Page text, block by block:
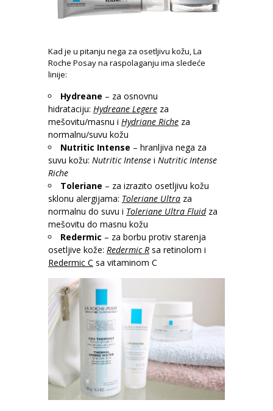
Kad je u pitanju nega za osetljivu kožu, La
Roche Posay na raspolaganju ima sledeće
linije:
Hydreane – za osnovnu
hidrataciju: Hydreane Legere za
mešovitu/masnu i Hydriane Riche za
normalnu/suvu kožu
Nutritic Intense – hranljiva nega za
suvu kožu: Nutritic Intense i Nutritic Intense
Riche
Toleriane – za izrazito osetljivu kožu
sklonu alergijama: Toleriane Ultra za
normalnu do suvu i Toleriane Ultra Fluidza
mešovitu do masnu kožu
Redermic – za borbu protiv starenja
osetljive kože: Redermic R sa retinolom i
Redermic C sa vitaminom C